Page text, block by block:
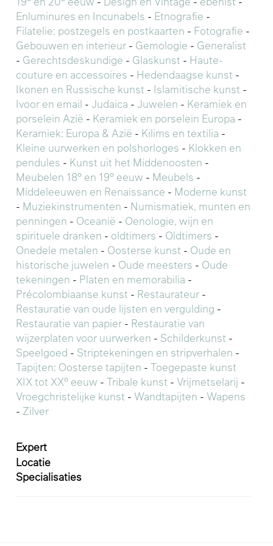
Enluminures en Incunabels - Etnografie -
Filatelie: postzegels en postkaarten - Fotografie -
Gebouwen en interieur - Gemologie - Generalist
- Gerechtsdeskundige - Glaskunst - Haute-
couture en accessoires - Hedendaagse kunst -
Ikonen en Russische kunst - Islamitische kunst -
Ivoor en email - Judaica - Juwelen - Keramiek en
porselein Azië - Keramiek en porselein Europa -
Keramiek: Europa & Azië - Kilims en textilia -
Kleine uurwerken en polshorloges - Klokken en
pendules - Kunst uit het Middenoosten -
Meubelen 18° en 19° eeuw - Meubels -
Middeleeuwen en Renaissance - Moderne kunst
- Muziekinstrumenten - Numismatiek, munten en
penningen - Oceanië - Oenologie, wijn en
spirituele dranken - oldtimers - Oldtimers -
Onedele metalen - Oosterse kunst - Oude en
historische juwelen - Oude meesters - Oude
tekeningen - Platen en memorabilia -
Précolombiaanse kunst - Restaurateur -
Restauratie van oude lijsten en vergulding -
Restauratie van papier - Restauratie van
wijzerplaten voor uurwerken - Schilderkunst -
Speelgoed - Striptekeningen en stripverhalen -
Tapijten: Oosterse tapijten - Toegepaste kunst
XIX tot XX° eeuw - Tribale kunst - Vrijmetselarij -
Vroegchristelijke kunst - Wandtapijten - Wapens
- Zilver
Expert
Locatie
Specialisaties